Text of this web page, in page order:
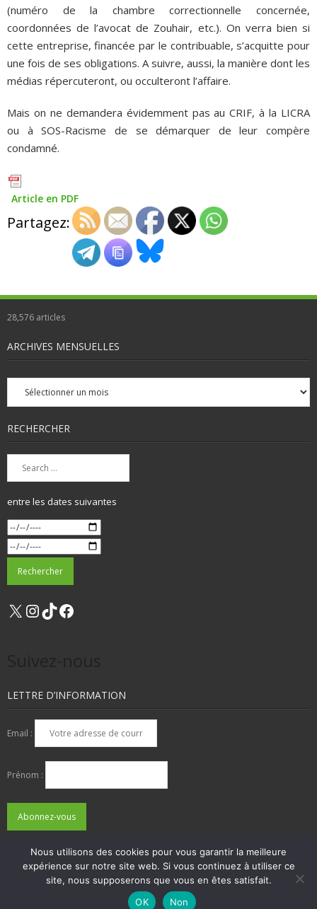
(numéro de la chambre correctionnelle concernée,
coordonnées de l’avocat de Zouhair, etc.). On verra bien si
cette entreprise, financée par le contribuable, s’acquitte pour
une fois de ses obligations. A suivre, aussi, la manière dont les
médias répercuteront, ou occulteront l’affaire.
Mais on ne demandera évidemment pas au CRIF, à la LICRA
ou à SOS-Racisme de se démarquer de leur compère
condamné.
Article en PDF
Partagez:
28,576 articles
ARCHIVES MENSUELLES
Archives
mensuelles
RECHERCHER
entre les dates suivantes
X Instagram
TikTok
LETTRE D’INFORMATION
Email :
Prénom :
ADHÉSIONS, DONS, CONTACT
MENTIONS LÉGALES
Think Up Themes Ltd. Powered by
Nous utilisons des cookies pour vous garantir la meilleure
expérience sur notre site web. Si vous continuez à utiliser ce
site, nous supposerons que vous en êtes satisfait.
OK
Non